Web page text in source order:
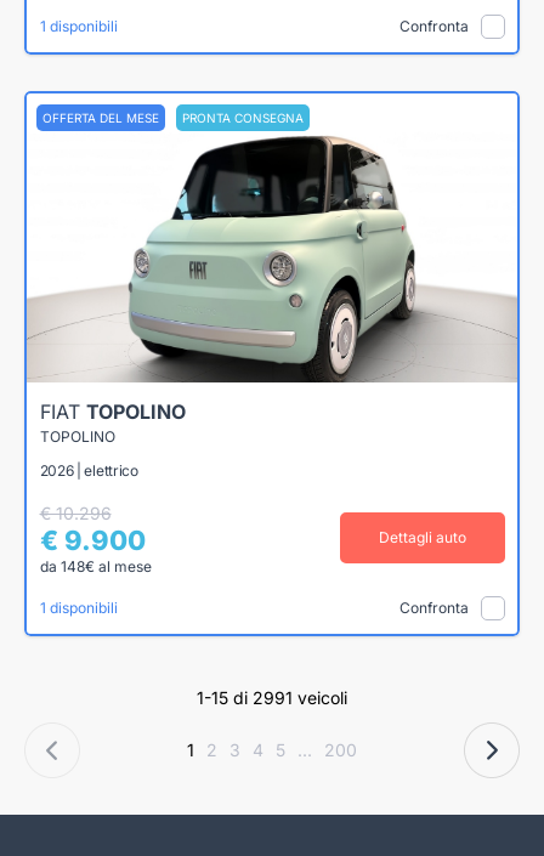
1 disponibili Confronta
OFFERTA DEL MESE PRONTA CONSEGNA
FIAT TOPOLINO
TOPOLINO
2026 | elettrico
€ 10.296
€ 9.900
da 148€ al mese
Dettagli auto
1 disponibili Confronta
1-15 di 2991 veicoli
1 2 3 4 5 ... 200